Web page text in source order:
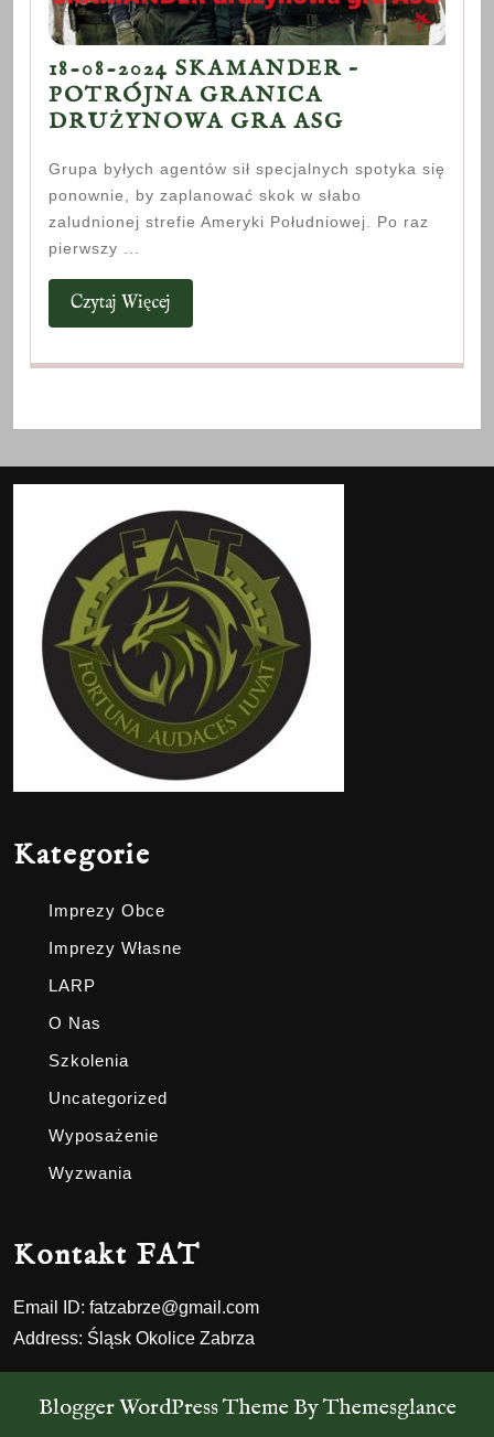
18-08-2024 SKAMANDER –
POTRÓJNA GRANICA
DRUŻYNOWA GRA ASG
2024
–
ASG
Grupa byłych agentów sił specjalnych spotyka się
ponownie, by zaplanować skok w słabo
zaludnionej strefie Ameryki Południowej. Po raz
pierwszy ...
Czytaj Więcej
Więcej
Kategorie
Imprezy Obce
Imprezy Własne
LARP
O Nas
Szkolenia
Uncategorized
Wyposażenie
Wyzwania
Kontakt FAT
Email ID: fatzabrze@gmail.com
Address: Śląsk Okolice Zabrza
Blogger WordPress ThemeBy Themesglance